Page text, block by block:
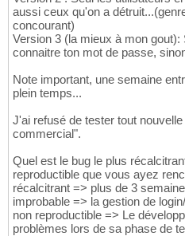
aussi ceux qu'on a
concourant)
Version 3 (la mieux à mon
connaitre ton mot de passe,
Note important, une semaine
plein temps...
J'ai refusé de tester tout
commercial".
Quel est le bug le plus
reproductible que vous ayez
récalcitrant => plus de 3
improbable => la gestion de
non reproductible => Le
problèmes lors de sa phase de